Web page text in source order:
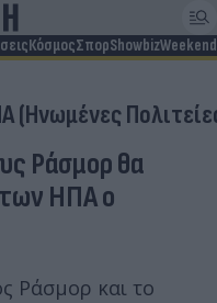
ΚόσμοςΣπορShowbizWeekend
(Ηνωμένες
Ράσμορ θα
των ΗΠΑ ο
Ράσμορ και το